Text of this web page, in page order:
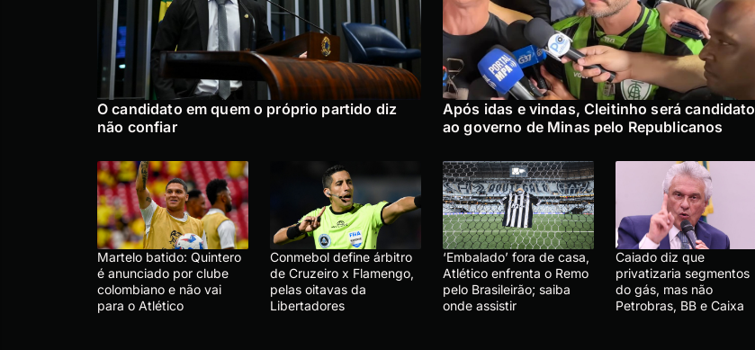
O candidato em quem o próprio partido diz
não confiar
Após idas e vindas, Cleitinho será candidato
ao governo de Minas pelo Republicanos
Martelo batido: Quintero
é anunciado por clube
colombiano e não vai
para o Atlético
Conmebol define árbitro
de Cruzeiro x Flamengo,
pelas oitavas da
Libertadores
‘Embalado’ fora de casa,
Atlético enfrenta o Remo
pelo Brasileirão; saiba
onde assistir
Caiado diz que
privatizaria segmentos
do gás, mas não
Petrobras, BB e Caixa